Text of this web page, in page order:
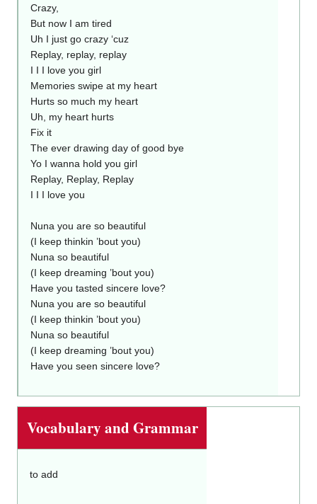
Crazy,
But now I am tired
Uh I just go crazy ‘cuz
Replay, replay, replay
I I I love you girl
Memories swipe at my heart
Hurts so much my heart
Uh, my heart hurts
Fix it
The ever drawing day of good bye
Yo I wanna hold you girl
Replay, Replay, Replay
I I I love you
Nuna you are so beautiful
(I keep thinkin ’bout you)
Nuna so beautiful
(I keep dreaming ’bout you)
Have you tasted sincere love?
Nuna you are so beautiful
(I keep thinkin ’bout you)
Nuna so beautiful
(I keep dreaming ’bout you)
Have you seen sincere love?
Vocabulary and Grammar
to add